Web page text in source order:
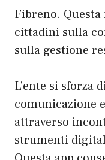
Fibreno.
cittadini sulla
sulla gestione
L’ente si sforza
comunicazione
attraverso
strumenti